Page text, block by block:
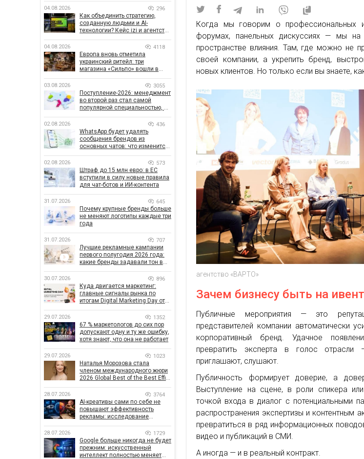
Когда мы говорим о профессиональных
форумах, панельных дискуссиях — мы
пространстве влияния. Там, где можно не
своей компании, а укрепить бренд,
новых клиентов. Но только если вы знаете,
агентство «ВАРТО»
Зачем бизнесу быть на
Публичные мероприятия — это
представителей компании автоматически
корпоративный бренд. Удачное
превратить эксперта в голос отрасли
приглашают, слушают.
Публичность формирует доверие, а
Выступление на сцене, в роли спикера
точкой входа в диалог с потенциальными
распространения экспертизы и контентным
превратиться в ряд информационных
видео и публикаций в СМИ.
А иногда — и в реальный контракт.
04.08.2026 296
Как объединить стратегию,
созданную людьми и AI-
технологии? Кейс izi и агентства
04.08.2026 4118
Европа вновь отметила
украинский ритейл: три
магазина «Сильпо» вошли в
03.08.2026 3055
Поступление-2026: менеджмент
во второй раз стал самой
популярной специальностью, а
рекордным за последние 5 лет
02.08.2026 436
WhatsApp будет удалять
сообщения брендов из
основных чатов: что изменится
02.08.2026 573
Штраф до 15 млн евро: в ЕС
вступили в силу новые правила
для чат-ботов и ИИ-контента
31.07.2026 645
Почему крупные бренды больше
не меняют логотипы каждые три
года
31.07.2026 707
Лучшие рекламные кампании
первого полугодия 2026 года:
какие бренды задавали тон в
30.07.2026 896
Куда двигается маркетинг:
главные сигналы рынка по
итогам Digital Marketing Day от
29.07.2026 1352
67 % маркетологов до сих пор
допускают одну и ту же ошибку,
хотя знают, что она не работает
29.07.2026 1023
Наталья Морозова стала
членом международного жюри
2026 Global Best of the Best Effie
28.07.2026 3764
AI-креативы сами по себе не
повышают эффективность
рекламы: исследование
влияет на эффективность
кампаний
28.07.2026 1729
Google больше никогда не будет
прежним: искусственный
интеллект полностью меняет